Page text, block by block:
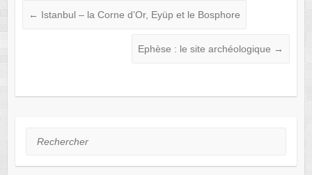
c
o
st
n
ail ta
er
← Istanbul – la Corne d’Or, Eyüp et le Bosphore
Ephèse : le site archéologique →
Rechercher